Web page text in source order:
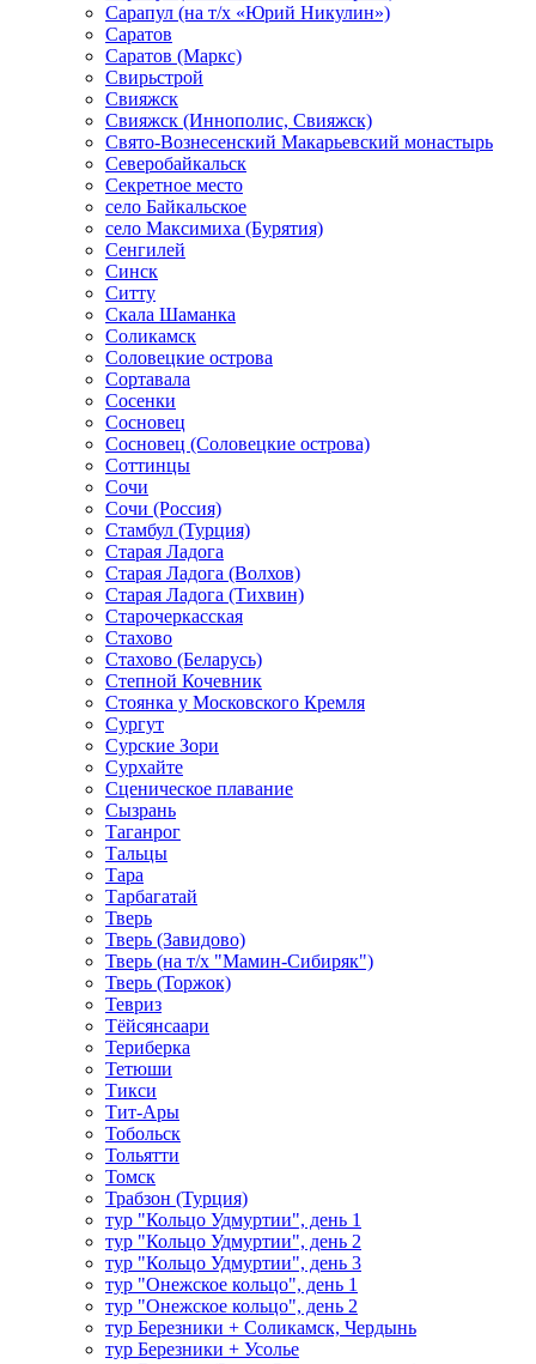
Сарапул (на т/х «Юрий Никулин»)
Саратов
Саратов (Маркс)
Свирьстрой
Свияжск
Свияжск (Иннополис, Свияжск)
Свято-Вознесенский Макарьевский монастырь
Северобайкальск
Секретное место
село Байкальское
село Максимиха (Бурятия)
Сенгилей
Синск
Ситту
Скала Шаманка
Соликамск
Соловецкие острова
Сортавала
Сосенки
Сосновец
Сосновец (Соловецкие острова)
Соттинцы
Сочи
Сочи (Россия)
Стамбул (Турция)
Старая Ладога
Старая Ладога (Волхов)
Старая Ладога (Тихвин)
Старочеркасская
Стахово
Стахово (Беларусь)
Степной Кочевник
Стоянка у Московского Кремля
Сургут
Сурские Зори
Сурхайте
Сценическое плавание
Сызрань
Таганрог
Тальцы
Тара
Тарбагатай
Тверь
Тверь (Завидово)
Тверь (на т/х "Мамин-Сибиряк")
Тверь (Торжок)
Тевриз
Тёйсянсаари
Териберка
Тетюши
Тикси
Тит-Ары
Тобольск
Тольятти
Томск
Трабзон (Турция)
тур "Кольцо Удмуртии", день 1
тур "Кольцо Удмуртии", день 2
тур "Кольцо Удмуртии", день 3
тур "Онежское кольцо", день 1
тур "Онежское кольцо", день 2
тур Березники + Соликамск, Чердынь
тур Березники + Усолье